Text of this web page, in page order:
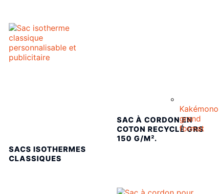
Kakémono
grand
format
SACS ISOTHERMES
CLASSIQUES
SAC À CORDON EN
COTON RECYCLÉ GRS
150 G/M².